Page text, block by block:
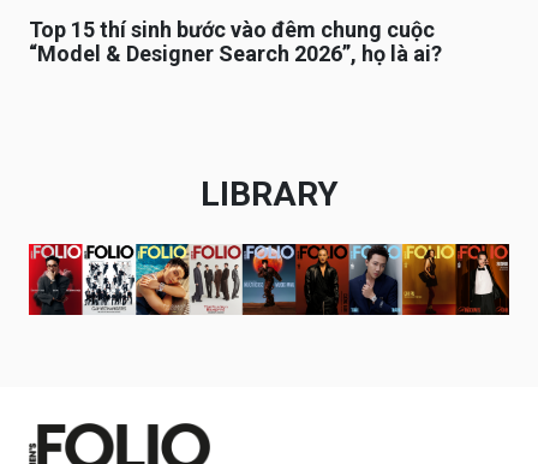
Top 15 thí sinh bước vào đêm chung cuộc
“Model & Designer Search 2026”, họ là ai?
LIBRARY